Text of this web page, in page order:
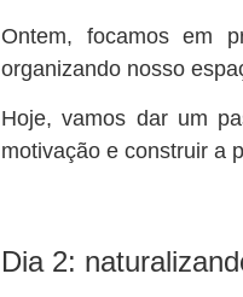
Ontem, focamos em
organizando nosso
Hoje, vamos dar um
motivação e construir a
Dia 2: